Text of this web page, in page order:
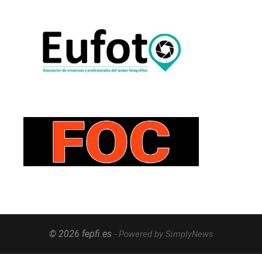
© 2026 fepfi.es - Powered by SimplyNews